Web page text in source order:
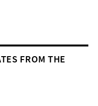
FROM THE